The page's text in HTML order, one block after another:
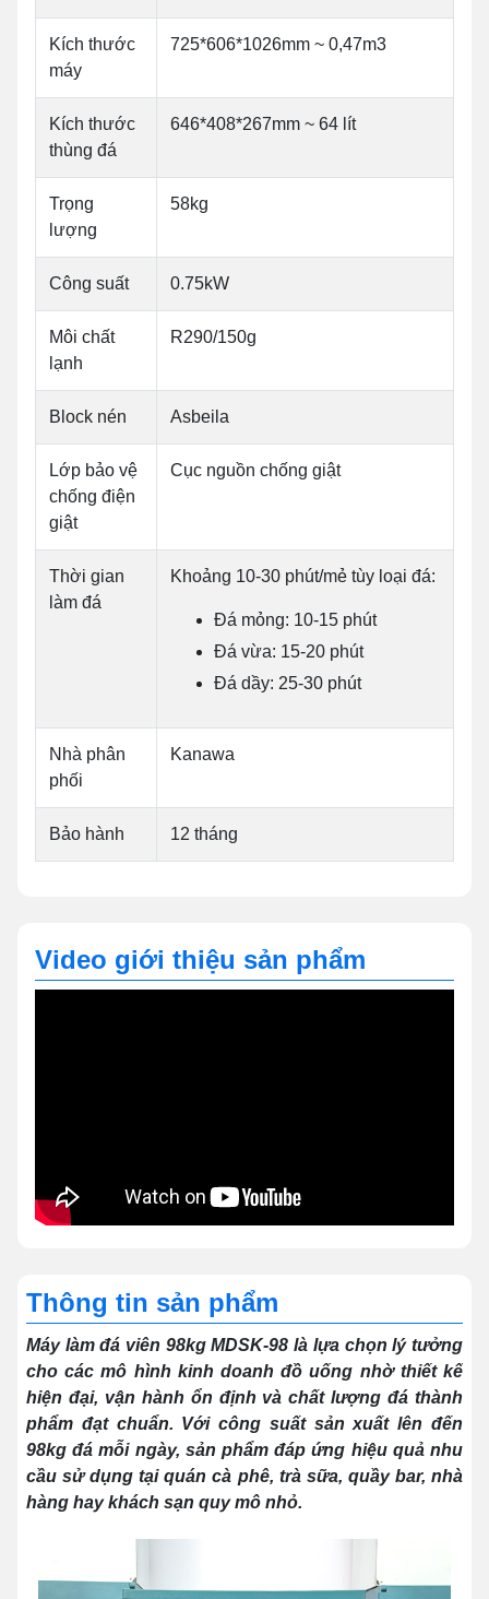
Kích thước
máy
725*606*1026mm ~ 0,47m3
Kích thước
thùng đá
646*408*267mm ~ 64 lít
Trọng
lượng
58kg
Công suất 0.75kW
Môi chất
lạnh
R290/150g
Block nén Asbeila
Lớp bảo vệ
chống điện
giật
Cục nguồn chống giật
Thời gian
làm đá
Khoảng 10-30 phút/mẻ tùy loại đá:
Đá mỏng: 10-15 phút
Đá vừa: 15-20 phút
Đá dầy: 25-30 phút
Nhà phân
phối
Kanawa
Bảo hành 12 tháng
Video giới thiệu sản phẩm
Thông tin sản phẩm
Máy làm đá viên 98kg MDSK-98 là lựa chọn lý tưởng
cho các mô hình kinh doanh đồ uống nhờ thiết kế
hiện đại, vận hành ổn định và chất lượng đá thành
phẩm đạt chuẩn. Với công suất sản xuất lên đến
98kg đá mỗi ngày, sản phẩm đáp ứng hiệu quả nhu
cầu sử dụng tại quán cà phê, trà sữa, quầy bar, nhà
hàng hay khách sạn quy mô nhỏ.